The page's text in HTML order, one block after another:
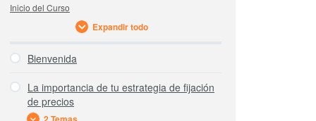
Inicio del Curso
Expandir todo
Bienvenida
La importancia de tu estrategia de fijación
de precios